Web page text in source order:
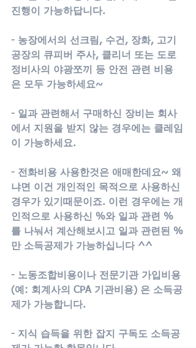
진행이 가능하답니다.
- 농장에서의 선크림, 수건, 장화, 고기
공장의 큐피버 주사, 클리너 또는 도로
정비사의 야광쪼끼 등 안전 관련 비용
은 모두 가능하세요~
- 일과 관련해서 구매하신 장비는 회사
에서 지원을 받지 않는 경우에는 클레임
이 가능하세요.
- 전화비용 사용한것은 애매한데요~ 왜
냐면 이건 개인적인 목적으로 사용하신
경우가 있기때문이죠. 이런 경우에는 개
인적으로 사용하신 %와 일과 관련 %
를 나눠서 계산해보시고 일과 관련된 %
만 소득공제가 가능하십니다 ^^
- 노동조합비용이나 전문기관 가입비용
(예: 회계사의 CPA 기관비용) 은 소득공
제가 가능합니다.
- 지식 습득을 위한 잡지 구독도 소득공